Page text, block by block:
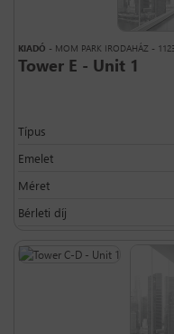
KIADÓ - MOM PARK IRODAHÁZ -
Tower E - Unit 1
Típus
Emelet
Méret
Bérleti díj